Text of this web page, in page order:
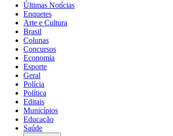
Últimas Notícias
Enquetes
Arte e Cultura
Brasil
Colunas
Concursos
Economia
Esporte
Geral
Polícia
Política
Editais
Municípios
Educação
Saúde